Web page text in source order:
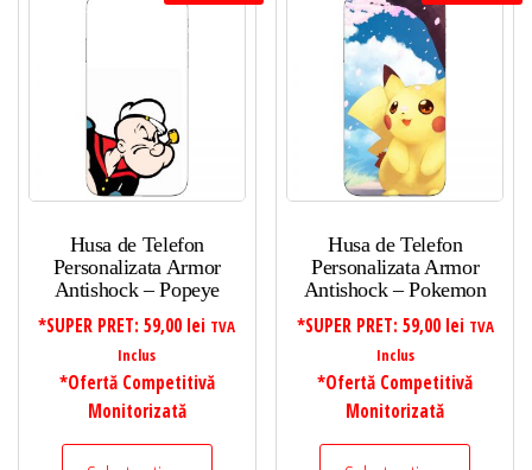
Husa de Telefon
Personalizata Armor
Antishock – Popeye
*SUPER PRET:59,00 lei TVA
Inclus
*Ofertă Competitivă
Monitorizată
Husa de Telefon
Personalizata Armor
Antishock – Pokemon
*SUPER PRET: 59,00 lei TVA
Inclus
*Ofertă Competitivă
Monitorizată